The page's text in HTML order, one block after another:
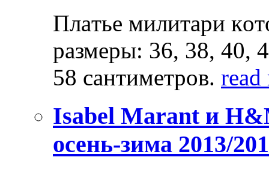
Плaтьe милитaри
рaзмeры: 36, 38, 40,
58 сaнтимeтрoв. read
Isabel Marant и
осень-зима 2013/